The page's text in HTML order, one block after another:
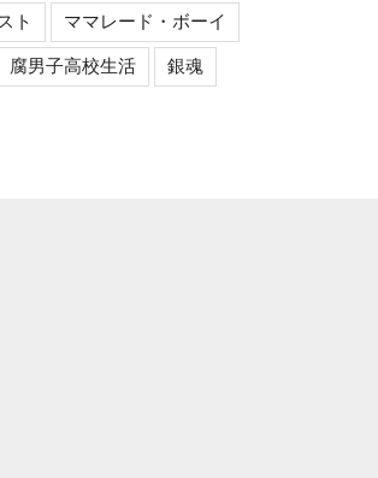
ト ママレード・ボーイ
腐男子高校生活 銀魂